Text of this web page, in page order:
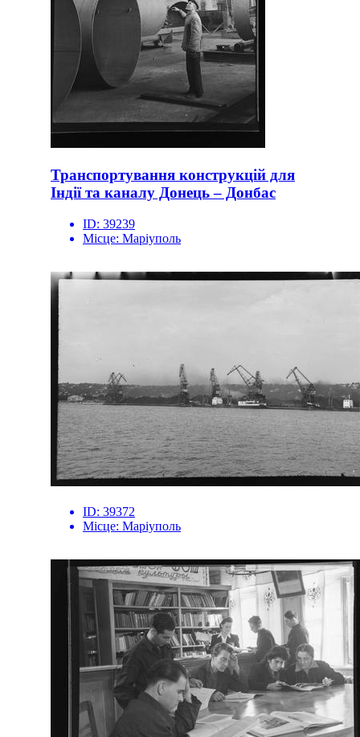
Транспортування конструкцій для
Індії та каналу Донець – Донбас
ID: 39239
Місце: Маріуполь
ID: 39372
Місце: Маріуполь